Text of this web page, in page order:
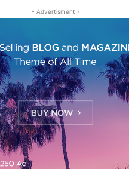
- Advertisment -